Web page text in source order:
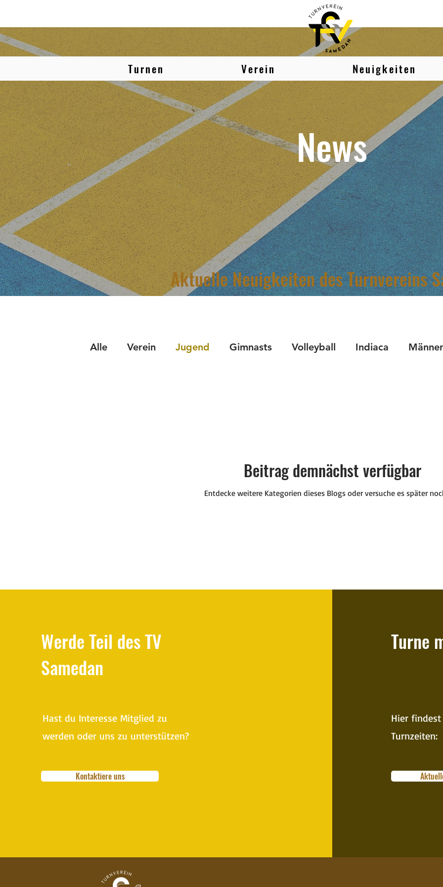
Turnen Verein Neuigkeiten
News
Aktuelle Neuigkeiten des Turnvereins
Alle Verein Jugend Gimnasts Volleyball Indiaca
Beitrag demnächst verfügbar
Entdecke weitere Kategorien dieses Blogs oder versuche es später
Werde Teil des TV
Samedan
Hast du Interesse Mitglied zu
werden oder uns zu unterstützen?
Kontaktiere uns
Turne
Hier
Turnzeiten: